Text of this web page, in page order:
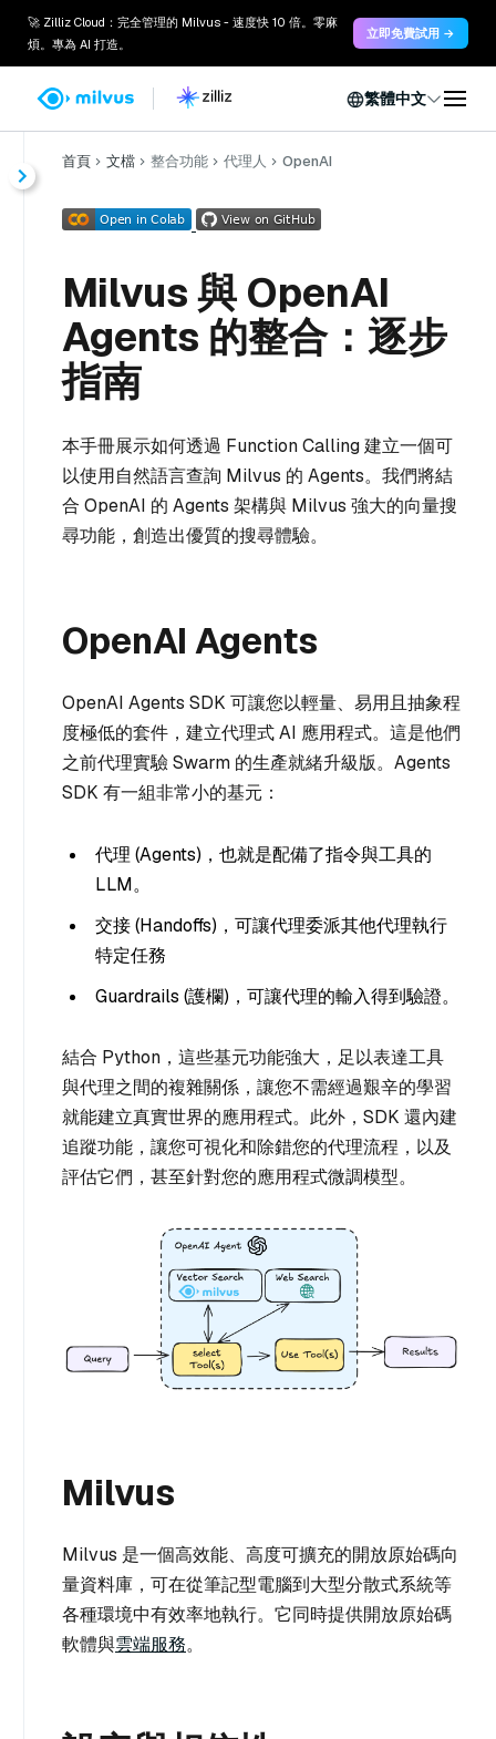
🚀 Zilliz Cloud：完全管理的 Milvus - 速度快 10 倍。零麻
煩。專為 AI 打造。
立即免費試用 →
繁體中文
首頁 文檔 整合功能 代理人 OpenAI
Milvus 與 OpenAI
Agents 的整合：逐步
指南
本手冊展示如何透過 Function Calling 建立一個可
以使用自然語言查詢 Milvus 的 Agents。我們將結
合 OpenAI 的 Agents 架構與 Milvus 強大的向量搜
尋功能，創造出優質的搜尋體驗。
OpenAI Agents
OpenAI Agents SDK 可讓您以輕量、易用且抽象程
度極低的套件，建立代理式 AI 應用程式。這是他們
之前代理實驗 Swarm 的生產就緒升級版。Agents
SDK 有一組非常小的基元：
代理 (Agents)，也就是配備了指令與工具的
LLM。
交接 (Handoffs)，可讓代理委派其他代理執行
特定任務
Guardrails (護欄)，可讓代理的輸入得到驗證。
結合 Python，這些基元功能強大，足以表達工具
與代理之間的複雜關係，讓您不需經過艱辛的學習
就能建立真實世界的應用程式。此外，SDK 還內建
追蹤功能，讓您可視化和除錯您的代理流程，以及
評估它們，甚至針對您的應用程式微調模型。
Milvus
Milvus 是一個高效能、高度可擴充的開放原始碼向
量資料庫，可在從筆記型電腦到大型分散式系統等
各種環境中有效率地執行。它同時提供開放原始碼
軟體與雲端服務。